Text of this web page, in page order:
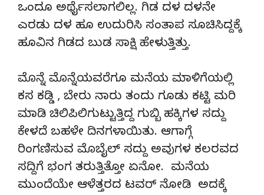
ಒಂದೂ ಅರ್ಥೈಸಲಾಗಲಿಲ್ಲ. ಗಿಡ ದಳ ದಳನೇ
ಎರಡು ದಳ ಹೂ ಉದುರಿಸಿ ಸಂತಾಪ ಸೂಚಿಸಿದ್ದಕ್ಕೆ
ಹೂವಿನ ಗಿಡದ ಬುಡ ಸಾಕ್ಷಿ ಹೇಳುತ್ತಿತ್ತು.
ಮೊನ್ನೆ ಮೊನ್ನೆಯವರೆಗೂ ಮನೆಯ ಮಾಳಿಗೆಯಲ್ಲಿ
ಕಸ ಕಡ್ಡಿ , ಬೇರು ನಾರು ತಂದು ಗೂಡು ಕಟ್ಟಿ ಮರಿ
ಮಾಡಿ ಚಿಲಿಪಿಲಿಗುಟ್ಟುತ್ತಿದ್ದ ಗುಬ್ಬಿ ಹಕ್ಕಿಗಳ ಸದ್ದು
ಕೇಳದೆ ಬಹಳೇ ದಿನಗಳಾಯಿತು. ಆಗಾಗ್ಗೆ
ರಿಂಗಣಿಸುವ ಮೊಬೈಲ್ ಸದ್ದು ಅವುಗಳ ಕಲರವದ
ಸದ್ದಿಗೆ ಭಂಗ ತರುತ್ತಿತ್ತೋ ಏನೋ. ಮನೆಯ
ಮುಂದೆಯೇ ಆಳೆತ್ತರದ ಟವರ್ ನೋಡಿ ಅದಕ್ಕೆ